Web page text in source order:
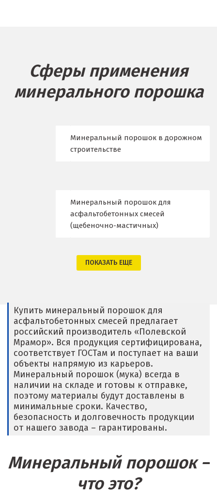
Берёзовский
Бисерть
Верхний Уфалей
Верхняя Пышма
Волгоград
Волгодонск
Воронеж
Воскресенск
Д
Дегтярск
Дмитров
Долгопрудный
Сферы применения
минерального порошка
Минеральный порошок в дорожном
строительстве
Минеральный порошок для
асфальтобетонных смесей
(щебеночно-мастичных)
ПОКАЗАТЬ ЕЩЕ
Купить минеральный порошок для
асфальтобетонных смесей предлагает
российский производитель «Полевской
Мрамор». Вся продукция сертифицирована,
соответствует ГОСТам и поступает на ваши
объекты напрямую из карьеров.
Минеральный порошок (мука) всегда в
наличии на складе и готовы к отправке,
поэтому материалы будут доставлены в
минимальные сроки. Качество,
безопасность и долговечность продукции
от нашего завода – гарантированы.
Минеральный порошок –
что это?